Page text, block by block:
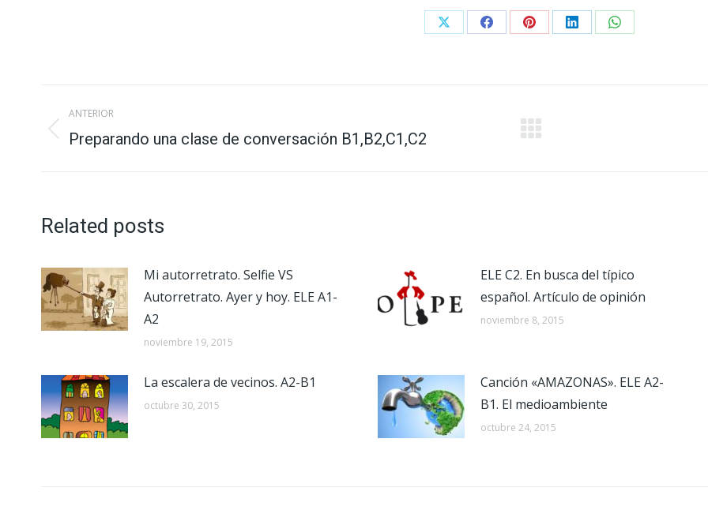
Share Share Share Share Share
Navegación
entre
ANTERIOR
Publicación
Preparando una clase de conversación B1,B2,C1,C2
Related posts
Mi autorretrato. Selfie VS
Autorretrato. Ayer y hoy. ELE A1-
A2
noviembre 19, 2015
ELE C2. En busca del típico
español. Artículo de opinión
noviembre 8, 2015
La escalera de vecinos. A2-B1
octubre 30, 2015
Canción «AMAZONAS». ELE A2-
B1. El medioambiente
octubre 24, 2015